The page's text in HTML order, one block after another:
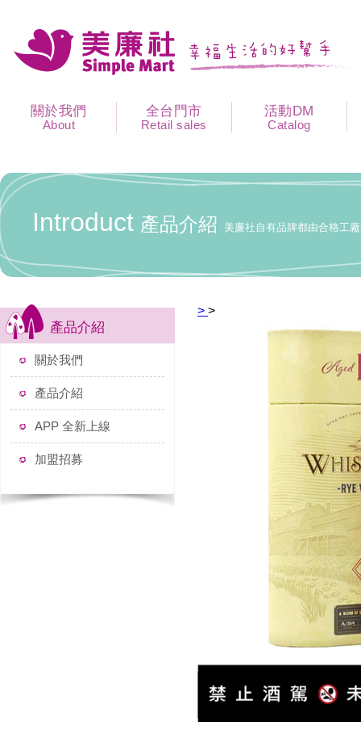
關於我們
About
全台門市
Retail sales
活動DM
Catalog
Introduct 產品介紹 美廉社自有品牌都由合格工
產品介紹
關於我們
產品介紹
APP 全新上線
加盟招募
> >